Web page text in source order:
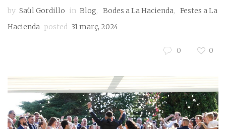
by Saül Gordillo in Blog, Bodes a La Hacienda,
Festes a La
Hacienda posted 31 març, 2024
0 0